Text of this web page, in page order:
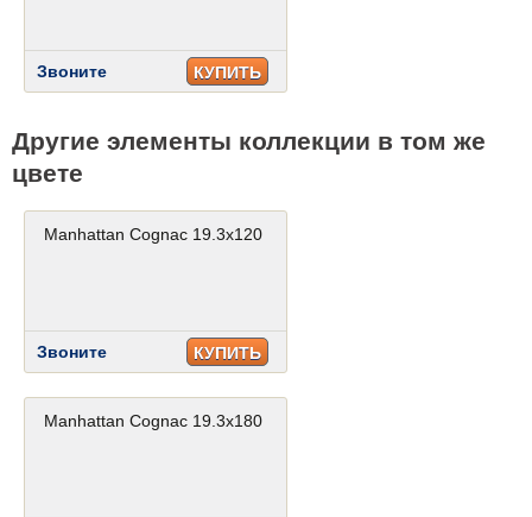
Звоните КУПИТЬ
Другие элементы коллекции в том же
цвете
Manhattan Cognac 19.3x120
Звоните КУПИТЬ
Manhattan Cognac 19.3x180